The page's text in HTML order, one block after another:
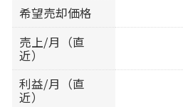
希望売却価格
売上/月（直
近）
利益/月（直
近）